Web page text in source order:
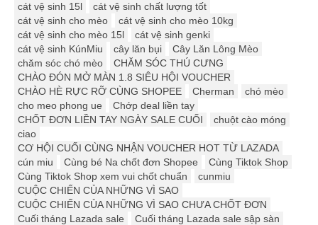
cát vệ sinh 15l
cát vệ sinh chất lượng tốt
cát vệ sinh cho mèo
cát vệ sinh cho mèo 10kg
cát vệ sinh cho mèo 15l
cát vệ sinh genki
cát vệ sinh KúnMiu
cây lăn bụi
Cây Lăn Lông Mèo
chăm sóc chó mèo
CHĂM SÓC THÚ CƯNG
CHÀO ĐÓN MỞ MÀN 1.8 SIÊU HỘI VOUCHER
CHÀO HÈ RỰC RỠ CÙNG SHOPEE
Cherman
chó mèo
cho meo phong ue
Chớp deal liền tay
CHỐT ĐƠN LIỀN TAY NGÀY SALE CUỐI
chuột cào móng
ciao
CƠ HỘI CUỐI CÙNG NHẬN VOUCHER HOT TỪ LAZADA
cún miu
Cùng bé Na chốt đơn Shopee
Cùng Tiktok Shop
Cùng Tiktok Shop xem vui chốt chuẩn
cunmiu
CUỘC CHIẾN CỦA NHỮNG VÌ SAO
CUỘC CHIẾN CỦA NHỮNG VÌ SAO CHƯA CHỐT ĐƠN
Cuối tháng Lazada sale
Cuối tháng Lazada sale sập sàn